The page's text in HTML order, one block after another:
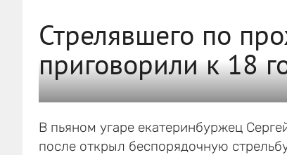
Стрелявшего по
приговорили к 18
В пьяном угаре екатеринбуржец
после открыл беспорядочную